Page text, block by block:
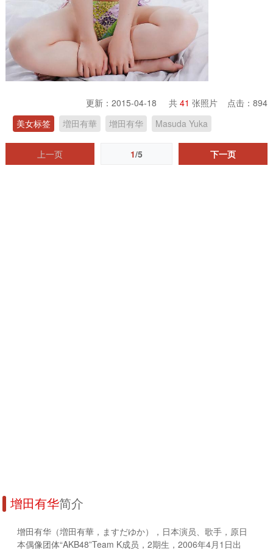
更新：2015-04-18 共41 张照片 点击：894
美女标签
増田有華 增田有华 Masuda Yuka
上一页 1/5 下一页
增田有华简介
增田有华（増田有華，ますだゆか），日本演员、歌手，原日
本偶像团体“AKB48”Team K成员，2期生，2006年4月1日出